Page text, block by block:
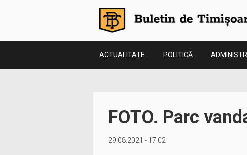
ACTUALITATE POLITICĂ
FOTO. Parc
29.08.2021 - 17:02